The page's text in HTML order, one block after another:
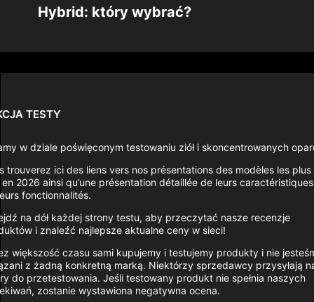
Hybrid: który wybrać?
TESTY
w dziale poświęconym testowaniu ziół i skoncentrowanych
trouverez ici des liens vers nos présentations des modèles les plus
2026 ainsi qu’une présentation détaillée de leurs
fonctionnalités.
na dół każdej strony testu, aby przeczytać nasze recenzje
i znaleźć najlepsze aktualne ceny w sieci!
większość czasu sami kupujemy i testujemy produkty i nie
z żadną konkretną marką. Niektórzy sprzedawcy przysyłają
do przetestowania. Jeśli testowany produkt nie spełnia naszych
zostanie wystawiona negatywna ocena.